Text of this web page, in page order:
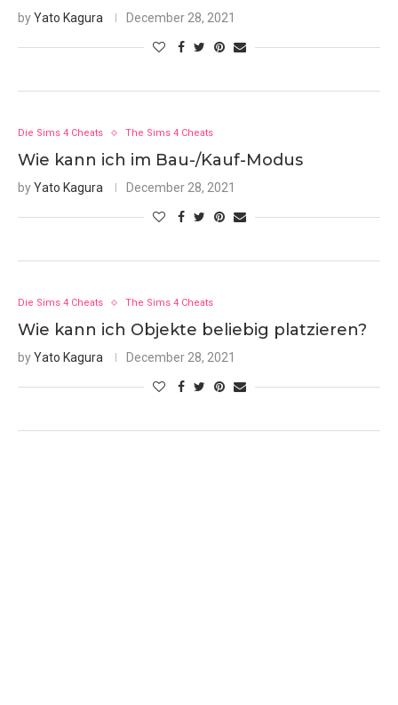
byYato Kagura December 28, 2021
Die Sims 4 Cheats The Sims 4 Cheats
Wie kann ich im Bau-/Kauf-Modus
byYato Kagura December 28, 2021
Die Sims 4 Cheats The Sims 4 Cheats
Wie kann ich Objekte beliebig platzieren?
byYato Kagura December 28, 2021